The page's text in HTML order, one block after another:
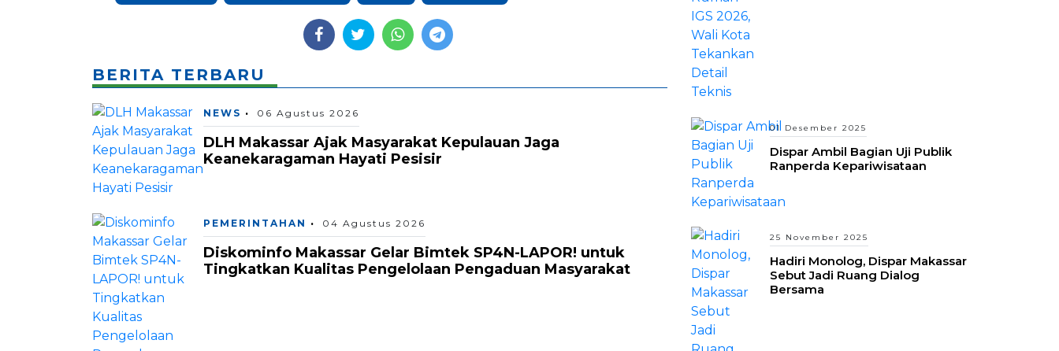
BERITA TERBARU
NEWS 06 Agustus 2026
DLH Makassar Ajak Masyarakat Kepulauan Jaga
Keanekaragaman Hayati Pesisir
PEMERINTAHAN 04 Agustus 2026
Diskominfo Makassar Gelar Bimtek SP4N-LAPOR! untuk
Tingkatkan Kualitas Pengelolaan Pengaduan Masyarakat
01 Desember 2025
Dispar Ambil Bagian Uji Publik
Ranperda Kepariwisataan
25 November 2025
Hadiri Monolog, Dispar Makassar
Sebut Jadi Ruang Dialog
Bersama